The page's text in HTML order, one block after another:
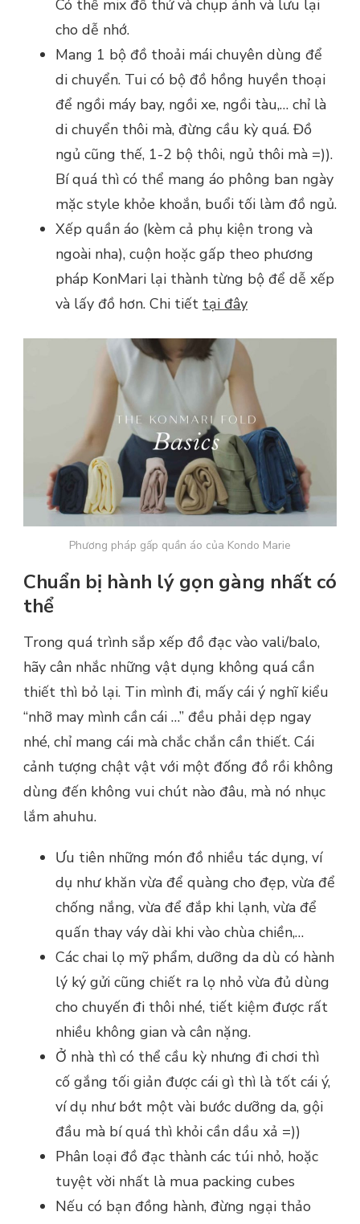
Có thể mix đồ thử và chụp ảnh và lưu lại
cho dễ nhớ.
Mang 1 bộ đồ thoải mái chuyên dùng để
di chuyển. Tui có bộ đồ hồng huyền thoại
để ngồi máy bay, ngồi xe, ngồi tàu,… chỉ là
di chuyển thôi mà, đừng cầu kỳ quá. Đồ
ngủ cũng thế, 1-2 bộ thôi, ngủ thôi mà =)).
Bí quá thì có thể mang áo phông ban ngày
mặc style khỏe khoắn, buổi tối làm đồ ngủ.
Xếp quần áo (kèm cả phụ kiện trong và
ngoài nha), cuộn hoặc gấp theo phương
pháp KonMari lại thành từng bộ để dễ xếp
và lấy đồ hơn. Chi tiết tại đây
Phương pháp gấp quần áo của Kondo Marie
Chuẩn bị hành lý gọn gàng nhất có
thể
Trong quá trình sắp xếp đồ đạc vào vali/balo,
hãy cân nhắc những vật dụng không quá cần
thiết thì bỏ lại. Tin mình đi, mấy cái ý nghĩ kiểu
“nhỡ may mình cần cái …” đều phải dẹp ngay
nhé, chỉ mang cái mà chắc chắn cần thiết. Cái
cảnh tượng chật vật với một đống đồ rồi không
dùng đến không vui chút nào đâu, mà nó nhục
lắm ahuhu.
Ưu tiên những món đồ nhiều tác dụng, ví
dụ như khăn vừa để quàng cho đẹp, vừa để
chống nắng, vừa để đắp khi lạnh, vừa để
quấn thay váy dài khi vào chùa chiền,…
Các chai lọ mỹ phẩm, dưỡng da dù có hành
lý ký gửi cũng chiết ra lọ nhỏ vừa đủ dùng
cho chuyến đi thôi nhé, tiết kiệm được rất
nhiều không gian và cân nặng.
Ở nhà thì có thể cầu kỳ nhưng đi chơi thì
cố gắng tối giản được cái gì thì là tốt cái ý,
ví dụ như bớt một vài bước dưỡng da, gội
đầu mà bí quá thì khỏi cần dầu xả =))
Phân loại đồ đạc thành các túi nhỏ, hoặc
tuyệt vời nhất là mua packing cubes
Nếu có bạn đồng hành, đừng ngại thảo